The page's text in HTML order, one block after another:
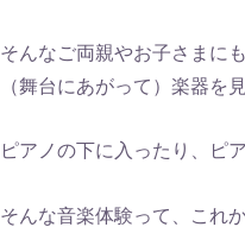
そんなご両親やお子さまに
（舞台にあがって）楽器を
ピアノの下に入ったり、ピ
そんな音楽体験って、これ